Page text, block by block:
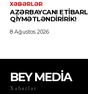
BEY MEDİA
Xəbərlər